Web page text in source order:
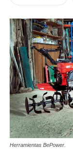
Herramientas BePower.